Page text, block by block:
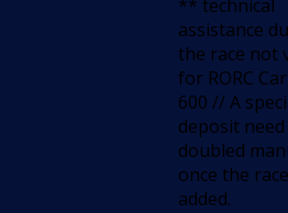
** technical
assistance
the race not
for RORC
600 // A
deposit
doubled
once the
added.